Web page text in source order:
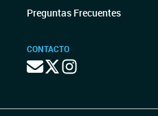
Preguntas Frecuentes
CONTACTO